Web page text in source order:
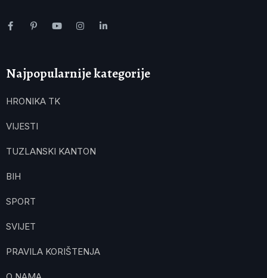
Najpopularnije kategorije
HRONIKA TK
VIJESTI
TUZLANSKI KANTON
BIH
SPORT
SVIJET
PRAVILA KORIŠTENJA